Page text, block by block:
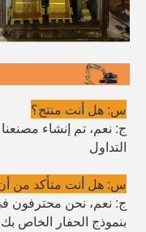
س: هل أنت منتج؟
التداول
س: هل أنت متأكد من
ج: نعم، نحن محترفون
بنموذج الحفار الخاص